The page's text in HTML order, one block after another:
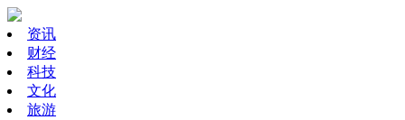
资讯
财经
科技
文化
旅游